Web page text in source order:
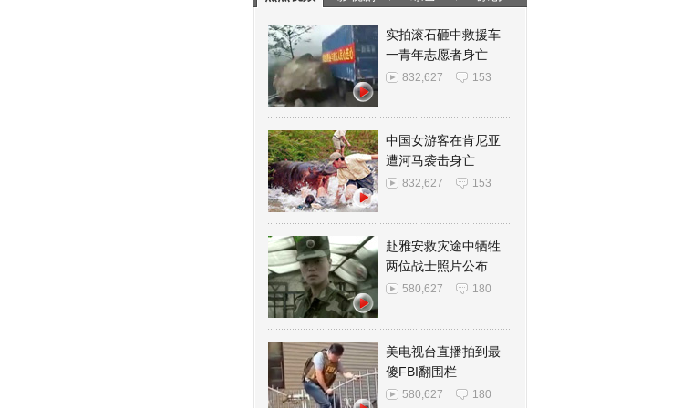
实拍滚石砸中救援车
一青年志愿者身亡
832,627 153
中国女游客在肯尼亚
遭河马袭击身亡
832,627 153
赴雅安救灾途中牺牲
两位战士照片公布
580,627 180
美电视台直播拍到最
傻FBI翻围栏
580,627 180